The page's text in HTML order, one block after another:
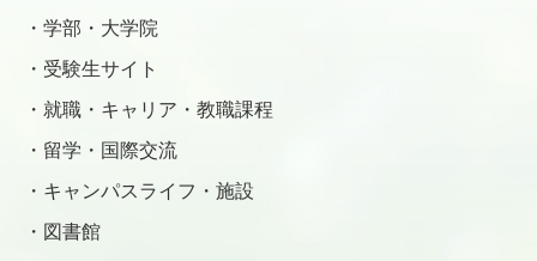
学部・大学院
受験生サイト
就職・キャリア・教職課程
留学・国際交流
キャンパスライフ・施設
図書館